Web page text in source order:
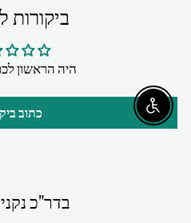
ביקורות
היה הראשון
כתוב
בדר"כ
Enable accessibility